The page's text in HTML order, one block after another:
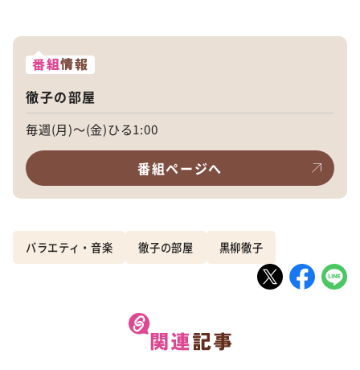
番組情報
徹子の部屋
毎週(月)～(金)ひる1:00
番組ページへ
バラエティ・音楽 徹子の部屋 黒柳徹子